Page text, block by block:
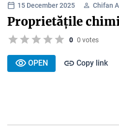
15 December 2025 Chifan
Proprietățile
0 0 votes
OPEN Copy link